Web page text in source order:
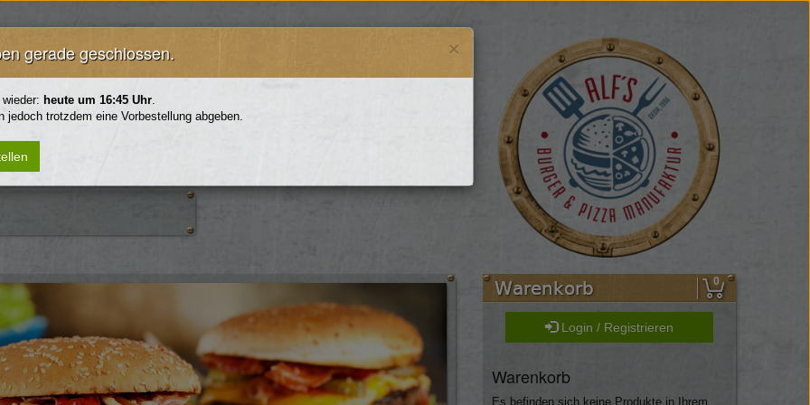
×
gerade geschlossen.
heute um 16:45 Uhr.
jedoch trotzdem eine Vorbestellung abgeben.
& Frittiertes Dessert
0
Login / Registrieren
Warenkorb
Es befinden sich keine Produkte in Ihrem